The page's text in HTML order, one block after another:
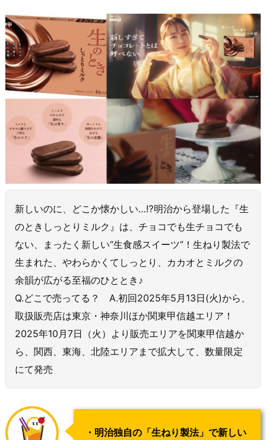
新しいのに、どこか懐かしい…⁉️明治から登場した『生
のときしっとりミルク』は、チョコでも生チョコでも
ない、まったく新しい“生食感スイーツ”！生ねり製法で
生まれた、やわらかくてしっとり、カカオとミルクの
余韻が広がる至福のひととき♪
Q.どこで売ってる？ A.初回2025年5月13日(火)から、
取扱販売店は東京・神奈川ほか関東甲信越エリア！
2025年10月7日（火）より販売エリアを関東甲信越か
ら、関西、東海、北陸エリアまで拡大して、数量限定
にて発売
・明治独自の「生ねり製法」で新しい